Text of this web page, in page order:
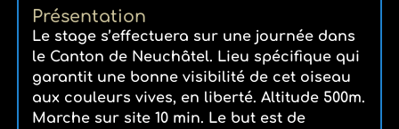
Présentation
Le stage s’effectuera sur une journée dans
le Canton de Neuchâtel. Lieu spécifique qui
garantit une bonne visibilité de cet oiseau
aux couleurs vives, en liberté. Altitude 500m.
Marche sur site 10 min. Le but est de